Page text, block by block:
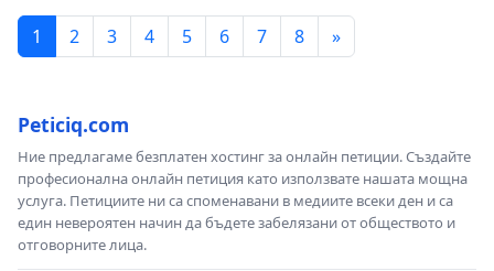
1 2 3 4 5 6 7 8 »
Peticiq.com
Ние предлагаме безплатен хостинг за онлайн петиции. Създайте
професионална онлайн петиция като използвате нашата мощна
услуга. Петициите ни са споменавани в медиите всеки ден и са
един невероятен начин да бъдете забелязани от обществото и
отговорните лица.